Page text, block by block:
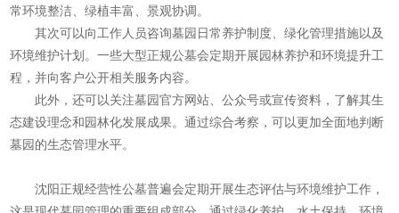
常环境整洁、绿植丰富、景观协调。
其次可以向工作人员咨询墓园日常养护制度、绿化管理措施以及
环境维护计划。一些大型正规公墓会定期开展园林养护和环境提升工
程，并向客户公开相关服务内容。
此外，还可以关注墓园官方网站、公众号或宣传资料，了解其生
态建设理念和园林化发展成果。通过综合考察，可以更加全面地判断
墓园的生态管理水平。
沈阳正规经营性公墓普遍会定期开展生态评估与环境维护工作，